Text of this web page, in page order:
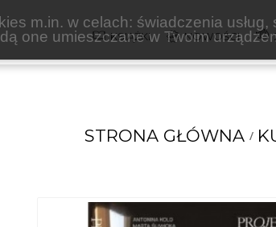
m.in. w celach: świadczenia
one umieszczane w Twoim
KSIĄŻKI NOWOŚCI
STRONA GŁÓWNA